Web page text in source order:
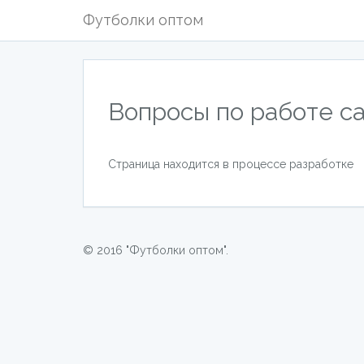
Футболки оптом
Вопросы по работе
Страница находится в процессе разработке
© 2016 "Футболки оптом".